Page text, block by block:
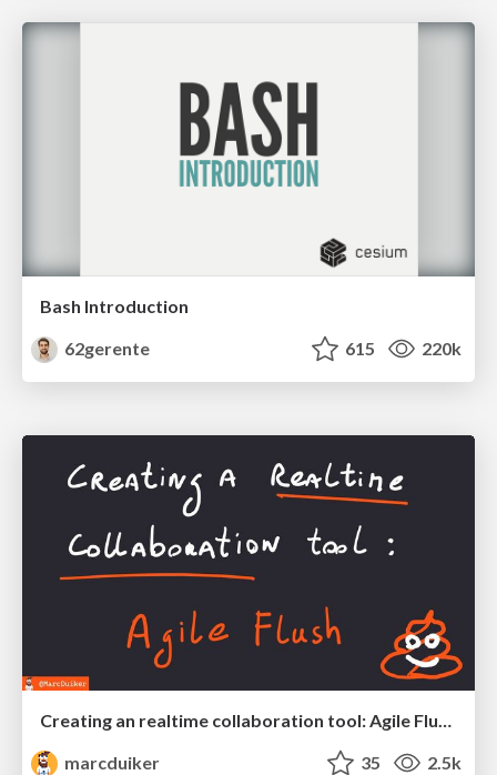
Bash Introduction
62gerente
615 220k
marcduiker
35 2.5k